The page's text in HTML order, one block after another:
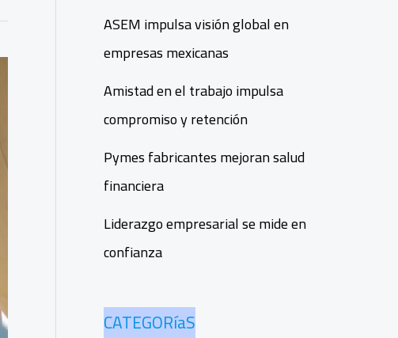
ASEM impulsa visión global en
empresas mexicanas
Amistad en el trabajo impulsa
compromiso y retención
Pymes fabricantes mejoran salud
financiera
Liderazgo empresarial se mide en
confianza
CATEGORíaS